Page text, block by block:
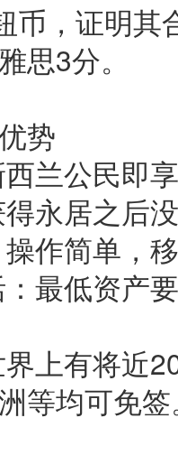
币，证明
思3分。
势
兰公民即
永居之后
作简单，
最低资产
上有将近
等均可免